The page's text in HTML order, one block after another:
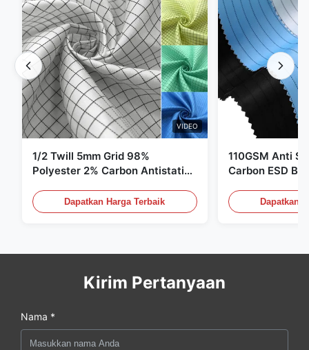
VIDEO
1/2 Twill 5mm Grid 98%
Polyester 2% Carbon Antistatic
Dapatkan Harga Terbaik
110GSM Anti
Carbon ESD
Dapatkan
Kirim Pertanyaan
Nama *